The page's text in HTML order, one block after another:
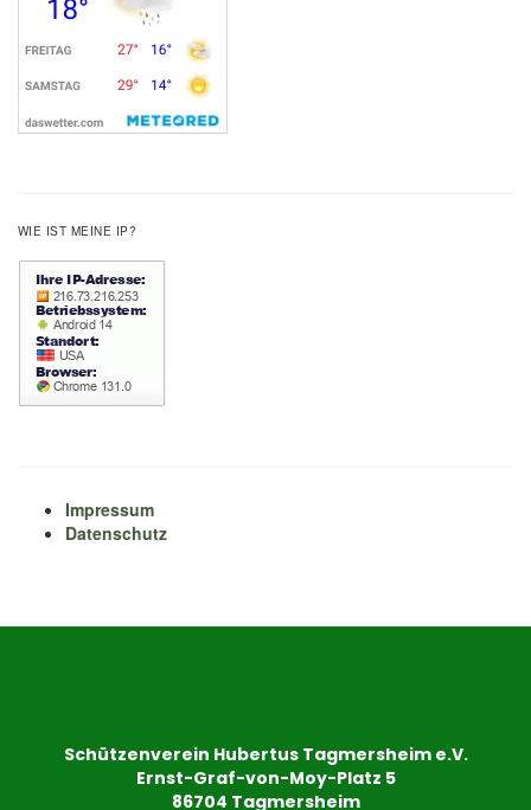
WIE IST MEINE IP?
Impressum
Datenschutz
Schützenverein Hubertus Tagmersheim e.V.
Ernst-Graf-von-Moy-Platz 5
86704 Tagmersheim